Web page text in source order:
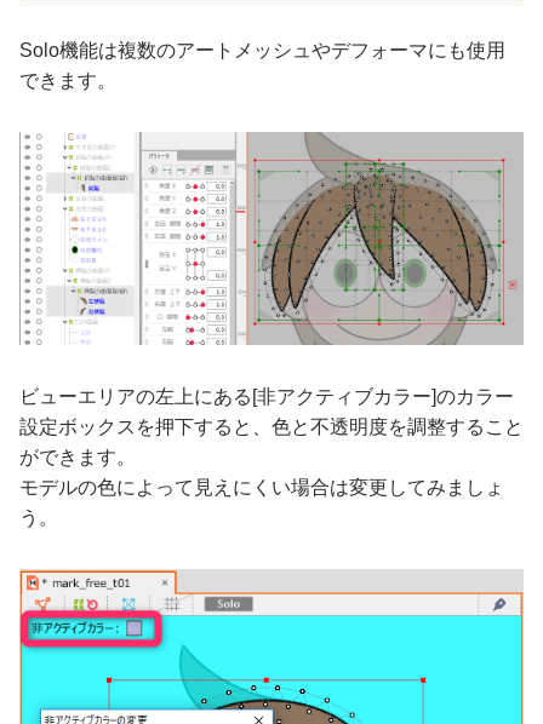
Solo機能は複数のアートメッシュやデフォーマにも使用
できます。
ビューエリアの左上にある[非アクティブカラー]のカラー
設定ボックスを押下すると、色と不透明度を調整すること
ができます。
モデルの色によって見えにくい場合は変更してみましょ
う。